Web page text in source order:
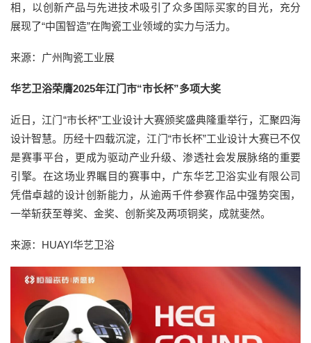
相，以创新产品与先进技术吸引了众多国际买家的目光，充分
展现了“中国智造”在陶瓷工业领域的实力与活力。
来源：广州陶瓷工业展
华艺卫浴荣膺2025年江门市“市长杯”多项大奖
近日，江门“市长杯”工业设计大赛颁奖盛典隆重举行，汇聚四海
设计智慧。历经十四载沉淀，江门“市长杯”工业设计大赛已不仅
是赛事平台，更成为驱动产业升级、渗透社会发展脉络的重要
引擎。在这场业界瞩目的赛事中，广东华艺卫浴实业有限公司
凭借卓越的设计创新能力，从逾两千件参赛作品中强势突围，
一举斩获至尊奖、金奖、创新奖及两项铜奖，成就斐然。
来源：HUAYI华艺卫浴